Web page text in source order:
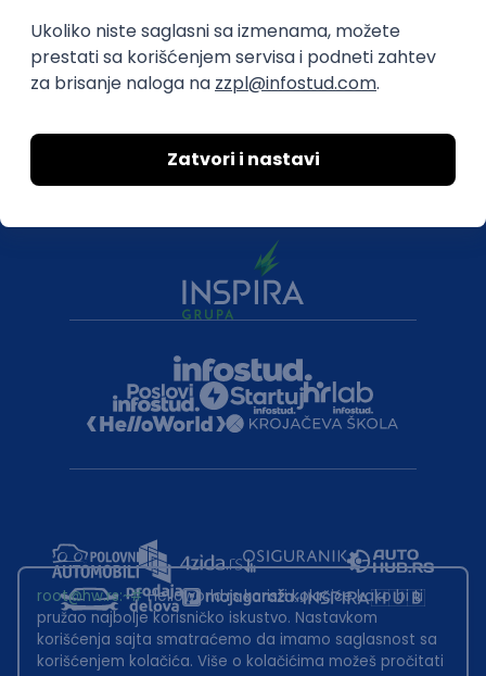
Za medije
Kontakt
Druželjubivi smo!
root@hw.rs:~#Helloworld.rs koristi kolačiće kako bi ti
pružao najbolje korisničko iskustvo. Nastavkom
korišćenja sajta smatraćemo da imamo saglasnost sa
korišćenjem kolačića. Više o kolačićima možeš pročitati